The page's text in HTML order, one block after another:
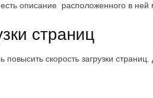
описание расположенного в ней
страниц
скорость загрузки